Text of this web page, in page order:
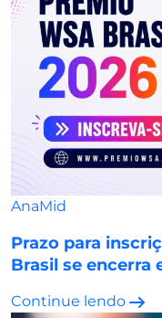
AnaMid
Prazo para
Brasil se encerra
Continue lendo